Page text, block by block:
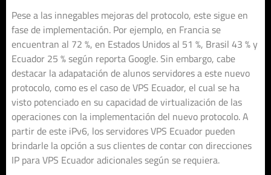
Pese a las innegables mejoras del protocolo, este sigue en
fase de implementación. Por ejemplo, en Francia se
encuentran al 72 %, en Estados Unidos al 51 %, Brasil 43 % y
Ecuador 25 % según reporta Google. Sin embargo, cabe
destacar la adapatación de alunos servidores a este nuevo
protocolo, como es el caso de VPS Ecuador, el cual se ha
visto potenciado en su capacidad de virtualización de las
operaciones con la implementación del nuevo protocolo. A
partir de este iPv6, los servidores VPS Ecuador pueden
brindarle la opción a sus clientes de contar con direcciones
IP para VPS Ecuador adicionales según se requiera.